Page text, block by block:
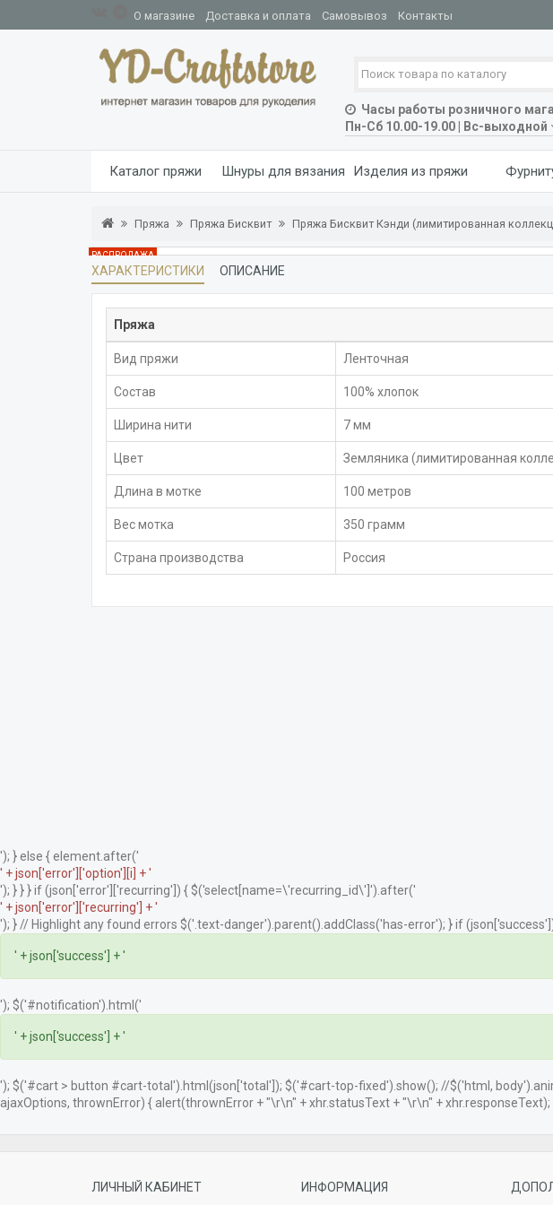
О магазине Доставка и оплата Самовывоз Контакты
Часы работы розничного
Пн-Сб 10.00-19.00 | Вс-выходной
Каталог пряжи Шнуры для вязания Изделия из пряжи
Пряжа Пряжа Бисквит Пряжа Бисквит Кэнди (лимитированная
РАСПРОДАЖА
ХАРАКТЕРИСТИКИ ОПИСАНИЕ
Пряжа
Вид пряжи Ленточная
Состав 100% хлопок
Ширина нити 7 мм
Цвет Земляника (лимитированная
Длина в мотке 100 метров
Вес мотка 350 грамм
Страна производства Россия
'); } else { element.after('
' + json['error']['option'][i] + '
'); } } } if (json['error']['recurring']) { $('select[name=\'recurring_id\']').after('
' + json['error']['recurring'] + '
'); } // Highlight any found errors $('.text-danger').parent().addClass('has-error'); } if
' + json['success'] + '
'); $('#notification').html('
' + json['success'] + '
'); $('#cart > button #cart-total').html(json['total']); $('#cart-top-fixed').show(); //$('html,
ajaxOptions, thrownError) { alert(thrownError + "\r\n" + xhr.statusText + "\r\n" + xhr.responseText);
ЛИЧНЫЙ КАБИНЕТ
ИНФОРМАЦИЯ